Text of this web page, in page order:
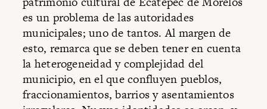
es un problema de las autoridades
municipales; uno de tantos. Al margen de
esto, remarca que se deben tener en cuenta
la heterogeneidad y complejidad del
municipio, en el que confluyen pueblos,
fraccionamientos, barrios y asentamientos